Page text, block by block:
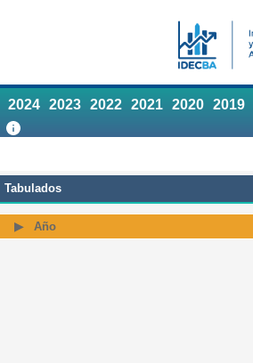
2024 2023 2022 2021 2020 2019
Tabulados
Año